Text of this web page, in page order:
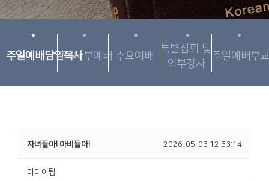
주일예배담임목사주일4부예배 수요예배
특별집회 및
외부강사
주일예배부
자녀들아! 아비들아! 2026-05-03 12:53:14
미디어팀